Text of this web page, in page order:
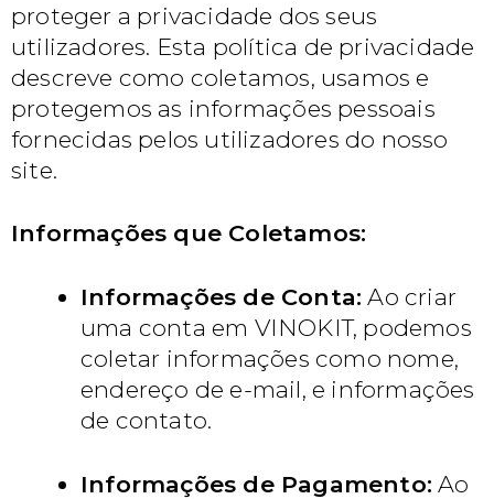
proteger a privacidade dos seus
utilizadores. Esta política de privacidade
descreve como coletamos, usamos e
protegemos as informações pessoais
fornecidas pelos utilizadores do nosso
site.
Informações que Coletamos:
Informações de Conta: Ao criar
uma conta em VINOKIT, podemos
coletar informações como nome,
endereço de e-mail, e informações
de contato.
Informações de Pagamento: Ao